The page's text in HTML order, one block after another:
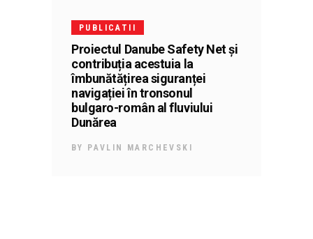
PUBLICATII
Proiectul Danube Safety Net și
contribuția acestuia la
îmbunătățirea siguranței
navigației în tronsonul
bulgaro-român al fluviului
Dunărea
BY PAVLIN MARCHEVSKI